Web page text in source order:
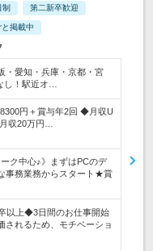
第二新卒歓迎
掲載中
・愛知・兵庫・京都・宮
！駅近オ…
円＋賞与年2回 ◆月収U
収20万円…
ク中心♪》まずはPCのデ
事務業務からスタート★賞
以上◆3日間のお仕事開始
れるため、モチベーショ